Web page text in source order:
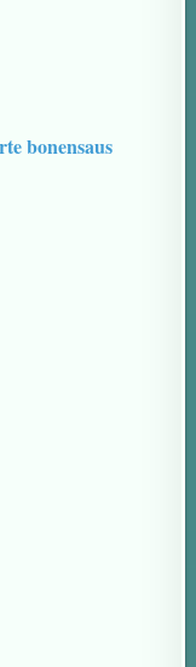
bonensaus